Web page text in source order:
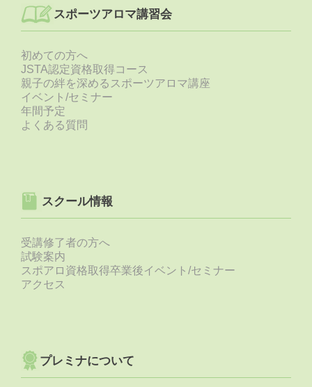
スポーツアロマ講習会
初めての方へ
JSTA認定資格取得コース
親子の絆を深めるスポーツアロマ講座
イベント/セミナー
年間予定
よくある質問
スクール情報
受講修了者の方へ
試験案内
スポアロ資格取得卒業後イベント/セミナー
アクセス
プレミナについて